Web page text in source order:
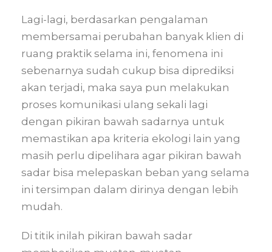
Lagi-lagi, berdasarkan pengalaman
membersamai perubahan banyak klien di
ruang praktik selama ini, fenomena ini
sebenarnya sudah cukup bisa diprediksi
akan terjadi, maka saya pun melakukan
proses komunikasi ulang sekali lagi
dengan pikiran bawah sadarnya untuk
memastikan apa kriteria ekologi lain yang
masih perlu dipelihara agar pikiran bawah
sadar bisa melepaskan beban yang selama
ini tersimpan dalam dirinya dengan lebih
mudah.
Di titik inilah pikiran bawah sadar